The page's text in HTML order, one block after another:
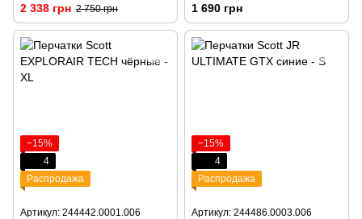
2 338 грн 2 750 грн 1 690 грн
−15%
4
Распродажа
Артикул: 244442.0001.006
−15%
4
Распродажа
Артикул: 244486.0003.006